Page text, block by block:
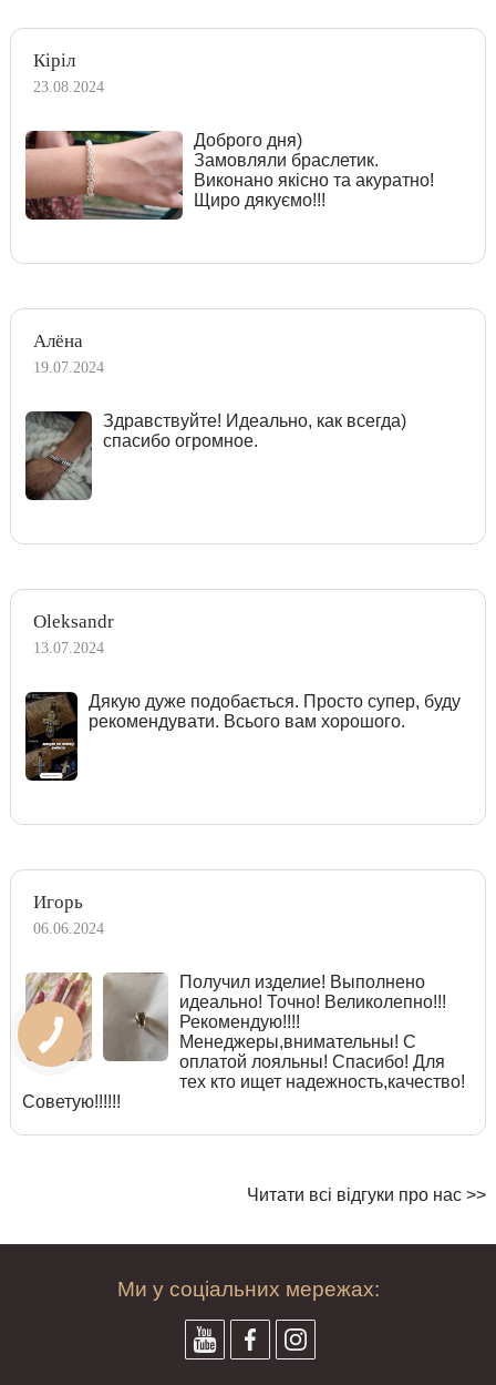
Кіріл
23.08.2024
Доброго дня)
Замовляли браслетик.
Виконано якісно та акуратно!
Щиро дякуємо!!!
Алёна
19.07.2024
Здравствуйте! Идеально, как всегда)
спасибо огромное.
Oleksandr
13.07.2024
Дякую дуже подобається. Просто супер, буду
рекомендувати. Всього вам хорошого.
Игорь
06.06.2024
Получил изделие! Выполнено
идеально! Точно! Великолепно!!!
Рекомендую!!!!
Менеджеры,внимательны! С
оплатой лояльны! Спасибо! Для
тех кто ищет надежность,качество!
Советую!!!!!!
Читати всі відгуки про нас >>
Ми у соціальних мережах: